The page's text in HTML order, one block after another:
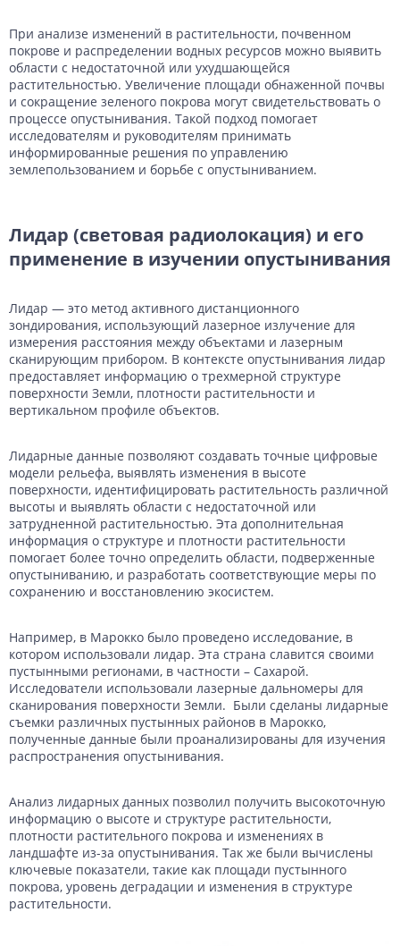
При анализе изменений в растительности, почвенном
покрове и распределении водных ресурсов можно выявить
области с недостаточной или ухудшающейся
растительностью. Увеличение площади обнаженной почвы
и сокращение зеленого покрова могут свидетельствовать о
процессе опустынивания. Такой подход помогает
исследователям и руководителям принимать
информированные решения по управлению
землепользованием и борьбе с опустыниванием.
Лидар (световая радиолокация) и его
применение в изучении опустынивания
Лидар — это метод активного дистанционного
зондирования, использующий лазерное излучение для
измерения расстояния между объектами и лазерным
сканирующим прибором. В контексте опустынивания лидар
предоставляет информацию о трехмерной структуре
поверхности Земли, плотности растительности и
вертикальном профиле объектов.
Лидарные данные позволяют создавать точные цифровые
модели рельефа, выявлять изменения в высоте
поверхности, идентифицировать растительность различной
высоты и выявлять области с недостаточной или
затрудненной растительностью. Эта дополнительная
информация о структуре и плотности растительности
помогает более точно определить области, подверженные
опустыниванию, и разработать соответствующие меры по
сохранению и восстановлению экосистем.
Например, в Марокко было проведено исследование, в
котором использовали лидар. Эта страна славится своими
пустынными регионами, в частности – Сахарой.
Исследователи использовали лазерные дальномеры для
сканирования поверхности Земли. Были сделаны лидарные
съемки различных пустынных районов в Марокко,
полученные данные были проанализированы для изучения
распространения опустынивания.
Анализ лидарных данных позволил получить высокоточную
информацию о высоте и структуре растительности,
плотности растительного покрова и изменениях в
ландшафте из-за опустынивания. Так же были вычислены
ключевые показатели, такие как площади пустынного
покрова, уровень деградации и изменения в структуре
растительности.